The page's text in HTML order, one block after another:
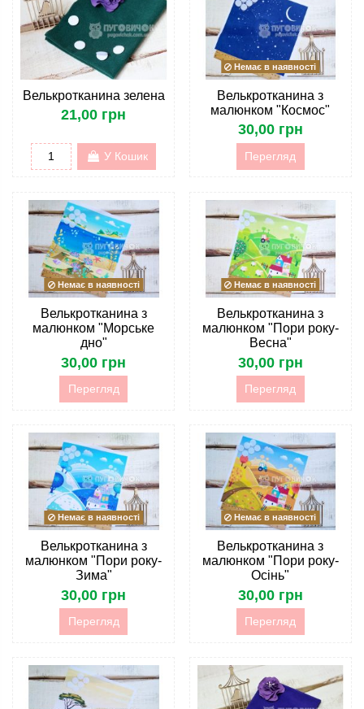
Велькротканина зелена
21,00 грн
У Кошик
Немає в наявності
Велькротканина з
малюнком "Космос"
30,00 грн
Перегляд
Немає в наявності
Велькротканина з
малюнком "Морське
дно"
30,00 грн
Перегляд
Немає в наявності
Велькротканина з
малюнком "Пори року-
Весна"
30,00 грн
Перегляд
Немає в наявності
Велькротканина з
малюнком "Пори року-
Зима"
30,00 грн
Перегляд
Немає в наявності
Велькротканина з
малюнком "Пори року-
Осінь"
30,00 грн
Перегляд